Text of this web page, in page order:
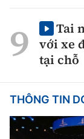
Tai
với xe
tại chỗ
THÔNG TIN